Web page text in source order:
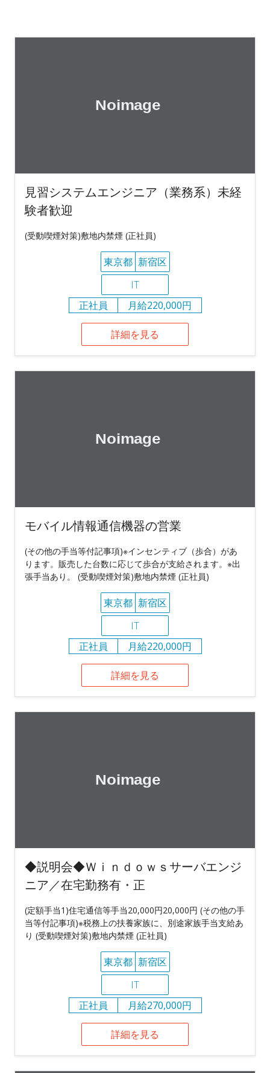
見習システムエンジニア（業務系）未経
験者歓迎
(受動喫煙対策)敷地内禁煙 (正社員)
東京都 新宿区
IT
正社員
月給220,000円
詳細を見る
モバイル情報通信機器の営業
(その他の手当等付記事項)※インセンティブ（歩合）があ
ります。販売した台数に応じて歩合が支給されます。※出
張手当あり。 (受動喫煙対策)敷地内禁煙 (正社員)
東京都 新宿区
IT
正社員
月給220,000円
詳細を見る
◆説明会◆Ｗｉｎｄｏｗｓサーバエンジ
ニア／在宅勤務有・正
(定額手当1)住宅通信等手当20,000円20,000円 (その他の手
当等付記事項)※税務上の扶養家族に、別途家族手当支給あ
り (受動喫煙対策)敷地内禁煙 (正社員)
東京都 新宿区
IT
正社員
月給270,000円
詳細を見る